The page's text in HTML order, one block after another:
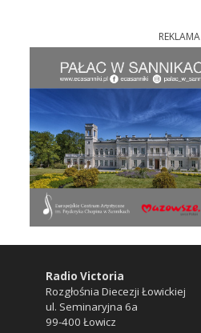
REKLAMA
Radio Victoria
Rozgłośnia Diecezji Łowickiej
ul. Seminaryjna 6a
99-400 Łowicz